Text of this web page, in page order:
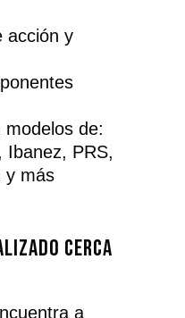
acción y
modelos de:
Ibanez, PRS,
y más
cerca
a